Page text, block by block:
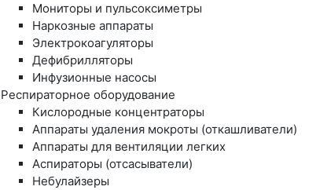
Мониторы и пульсоксиметры
Наркозные аппараты
Электрокоагуляторы
Дефибрилляторы
Инфузионные насосы
Респираторное оборудование
Кислородные концентраторы
Аппараты удаления мокроты (откашливатели)
Аппараты для вентиляции легких
Аспираторы (отсасыватели)
Небулайзеры